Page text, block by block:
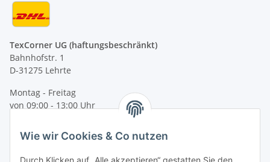
TexCorner UG (haftungsbeschränkt)
Bahnhofstr. 1
D-31275 Lehrte
Montag - Freitag
von 09:00 - 13:00 Uhr
Tel: +49 (0) 5132 8230689
Wie wir Cookies & Co nutzen